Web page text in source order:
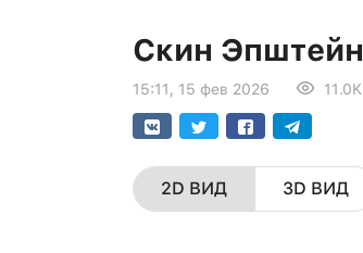
Скин
15:11, 15 фев 2026 11.0K
2D ВИД 3D ВИД